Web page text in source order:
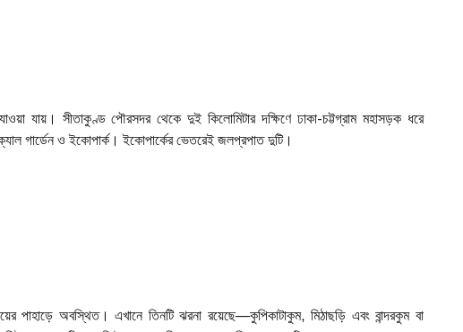
যায়। সীতাকুণ্ড পৌরসদর থেকে দুই কিলোমিটার দক্ষিণে ঢাকা-চট্টগ্রাম মহাসড়ক ধরে
গার্ডেন ও ইকোপার্ক। ইকোপার্কের ভেতরেই জলপ্রপাত দুটি।
পাহাড়ে অবস্থিত। এখানে তিনটি ঝরনা রয়েছে—কুপিকাটাকুম, মিঠাছড়ি এবং বান্দরকুম বা